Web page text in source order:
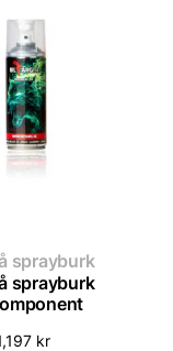
sprayburk
sprayburk
kr